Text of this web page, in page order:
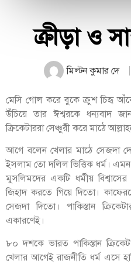
ক্রীড়া ও
মিল্টন কুমার দে
মেসি গোল করে বুকে ক্রুশ চিহৃ
উঁচিয়ে তার ঈশ্বরকে ধন্যবাদ
ক্রিকেটাররা সেঞ্চুরী করে মাঠে
আগে বলেন খেলার মাঠে সেজদা
ইসলাম তো দলিল ভিত্তিক ধর্ম।
মুসলিমদের একটি ধর্মীয়
জিহাদ করতে গিয়ে দিতো।
সেজদা দিতো। পাকিস্তান
একারণেই।
৮০ দশকে ভারত পাকিস্তান
খেলার আগেই রাজনীতি ধর্ম এসে